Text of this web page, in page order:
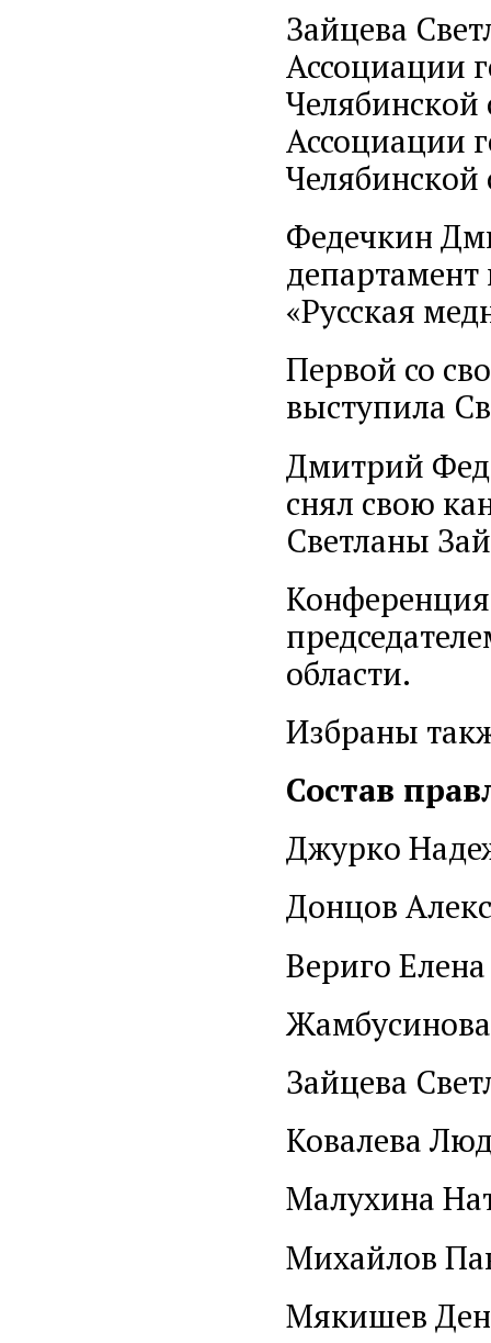
Зайцева
Ассоциации
Челябинской
Ассоциации
Челябинской
Федечкин
«Русская
Первой со
выступила
Дмитрий
снял свою
Светланы
области.
Избраны
Состав
Джурко
Донцов
Вериго
Зайцева
Ковалева
Малухина
Михайлов
Мякишев